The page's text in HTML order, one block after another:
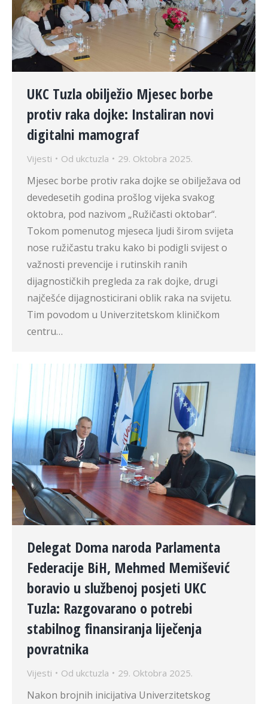
UKC Tuzla obilježio Mjesec borbe
protiv raka dojke: Instaliran novi
digitalni mamograf
Vijesti Od ukctuzla 29. Oktobra 2025.
Mjesec borbe protiv raka dojke se obilježava od
devedesetih godina prošlog vijeka svakog
oktobra, pod nazivom „Ružičasti oktobar“.
Tokom pomenutog mjeseca ljudi širom svijeta
nose ružičastu traku kako bi podigli svijest o
važnosti prevencije i rutinskih ranih
dijagnostičkih pregleda za rak dojke, drugi
najčešće dijagnosticirani oblik raka na svijetu.
Tim povodom u Univerzitetskom kliničkom
centru…
Delegat Doma naroda Parlamenta
Federacije BiH, Mehmed Memišević
boravio u službenoj posjeti UKC
Tuzla: Razgovarano o potrebi
stabilnog finansiranja liječenja
povratnika
Vijesti Od ukctuzla 29. Oktobra 2025.
Nakon brojnih inicijativa Univerzitetskog